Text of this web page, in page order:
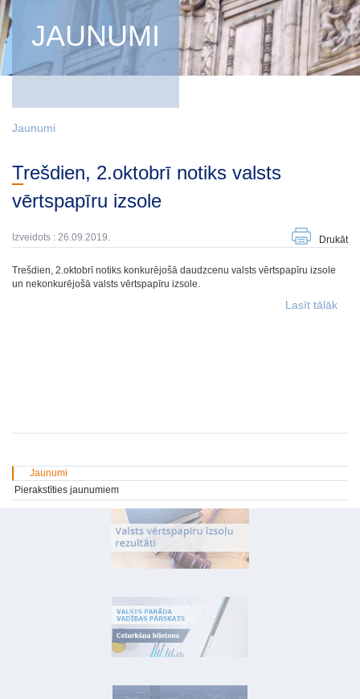
JAUNUMI
Jaunumi
Trešdien, 2.oktobrī notiks valsts
vērtspapīru izsole
Izveidots : 26.09.2019. Drukāt
Trešdien, 2.oktobrī notiks konkurējošā daudzcenu valsts vērtspapīru izsole
un nekonkurējošā valsts vērtspapīru izsole.
Lasīt tālāk
Jaunumi
Pierakstīties jaunumiem